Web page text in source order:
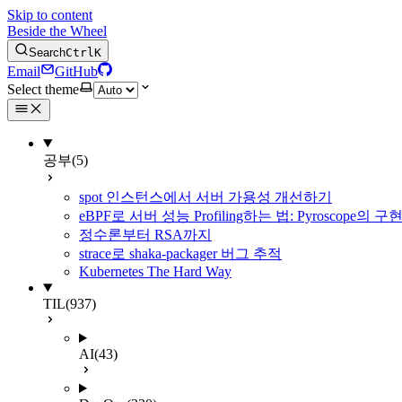
Skip to content
Beside the Wheel
SearchCtrlK
Email
GitHub
Select theme
공부(5)
spot 인스턴스에서 서버 가용성 개선하기
eBPF로 서버 성능 Profiling하는 법: Pyroscope의 구
정수론부터 RSA까지
strace로 shaka-packager 버그 추적
Kubernetes The Hard Way
TIL(937)
AI(43)